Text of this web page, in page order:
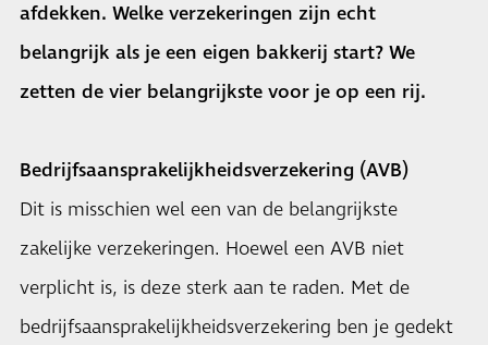
afdekken. Welke verzekeringen zijn echt
belangrijk als je een eigen bakkerij start? We
zetten de vier belangrijkste voor je op een rij.
Bedrijfsaansprakelijkheidsverzekering (AVB)
Dit is misschien wel een van de belangrijkste
zakelijke verzekeringen. Hoewel een AVB niet
verplicht is, is deze sterk aan te raden. Met de
bedrijfsaansprakelijkheidsverzekering ben je gedekt